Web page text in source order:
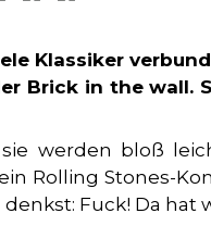
KONTAKT
Klassiker
Brick in the wall.
werden bloß
Rolling Stones-
Fuck! Da hat